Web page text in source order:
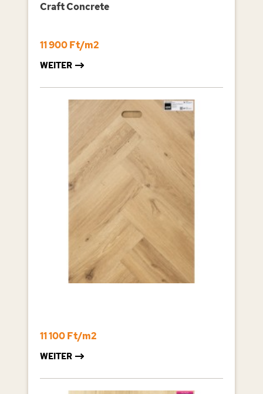
Craft Concrete
11 900 Ft/m2
WEITER
11 100 Ft/m2
WEITER